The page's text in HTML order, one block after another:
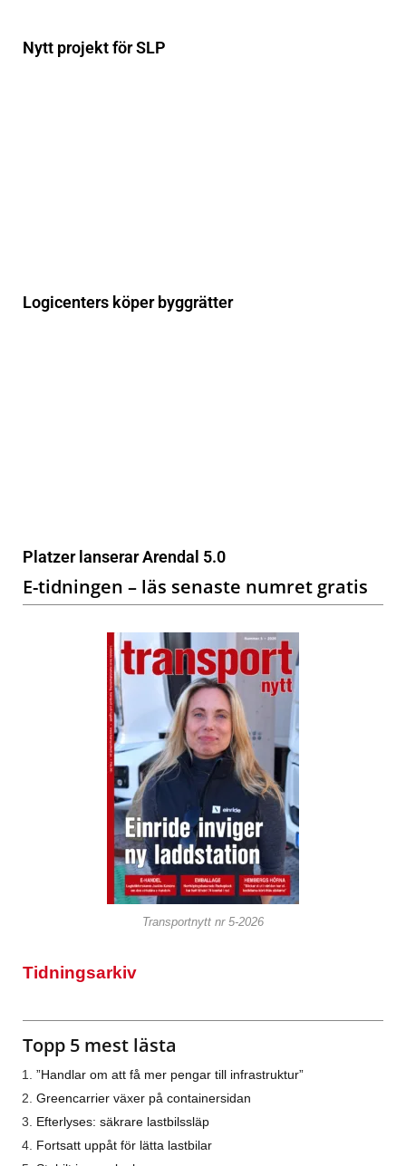
Nytt projekt för SLP
Logicenters köper byggrätter
Platzer lanserar Arendal 5.0
E-tidningen – läs senaste numret gratis
Transportnytt nr 5-2026
Tidningsarkiv
Topp 5 mest lästa
”Handlar om att få mer pengar till infrastruktur”
Greencarrier växer på containersidan
Efterlyses: säkrare lastbilssläp
Fortsatt uppåt för lätta lastbilar